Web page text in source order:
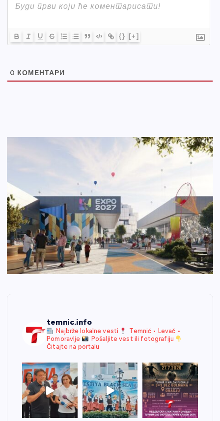
{} [+]
0 КОМЕНТАРИ
temnic.info
Najbrže lokalne vesti
Temnić • Levač •
Pomoravlje
Pošaljite vest ili fotografiju
Čitajte na portalu